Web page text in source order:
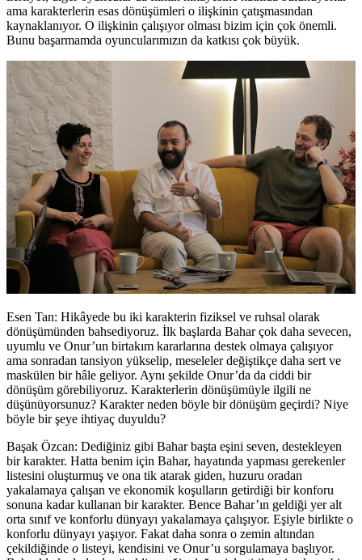
ama karakterlerin esas dönüşümleri o ilişkinin çatışmasından
kaynaklanıyor. O ilişkinin çalışıyor olması bizim için çok önemli.
Bunu başarmamda oyuncularımızın da katkısı çok büyük.
Esen Tan: Hikâyede bu iki karakterin fiziksel ve ruhsal olarak
dönüşümünden bahsediyoruz. İlk başlarda Bahar çok daha sevecen,
uyumlu ve Onur’un birtakım kararlarına destek olmaya çalışıyor
ama sonradan tansiyon yükselip, meseleler değiştikçe daha sert ve
maskülen bir hâle geliyor. Aynı şekilde Onur’da da ciddi bir
dönüşüm görebiliyoruz. Karakterlerin dönüşümüyle ilgili ne
düşünüyorsunuz? Karakter neden böyle bir dönüşüm geçirdi? Niye
böyle bir şeye ihtiyaç duyuldu?
Başak Özcan: Dediğiniz gibi Bahar başta eşini seven, destekleyen
bir karakter. Hatta benim için Bahar, hayatında yapması gerekenler
listesini oluşturmuş ve ona tik atarak giden, huzuru oradan
yakalamaya çalışan ve ekonomik koşulların getirdiği bir konforu
sonuna kadar kullanan bir karakter. Bence Bahar’ın geldiği yer alt
orta sınıf ve konforlu dünyayı yakalamaya çalışıyor. Eşiyle birlikte o
konforlu dünyayı yaşıyor. Fakat daha sonra o zemin altından
çekildiğinde o listeyi, kendisini ve Onur’u sorgulamaya başlıyor.